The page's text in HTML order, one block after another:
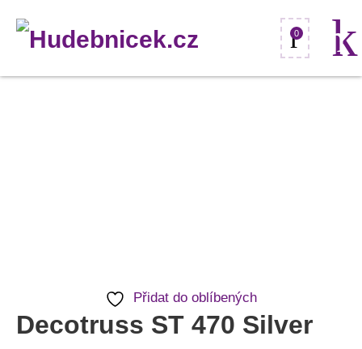
0
Přidat do oblíbených
Decotruss ST 470 Silver